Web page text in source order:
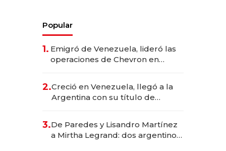
Popular
1. Emigró de Venezuela, lideró las
operaciones de Chevron en
2.Creció en Venezuela, llegó a la
Argentina con su título de
las marcas "fast premium"
3.De Paredes y Lisandro Martínez
a Mirtha Legrand: dos argentinos